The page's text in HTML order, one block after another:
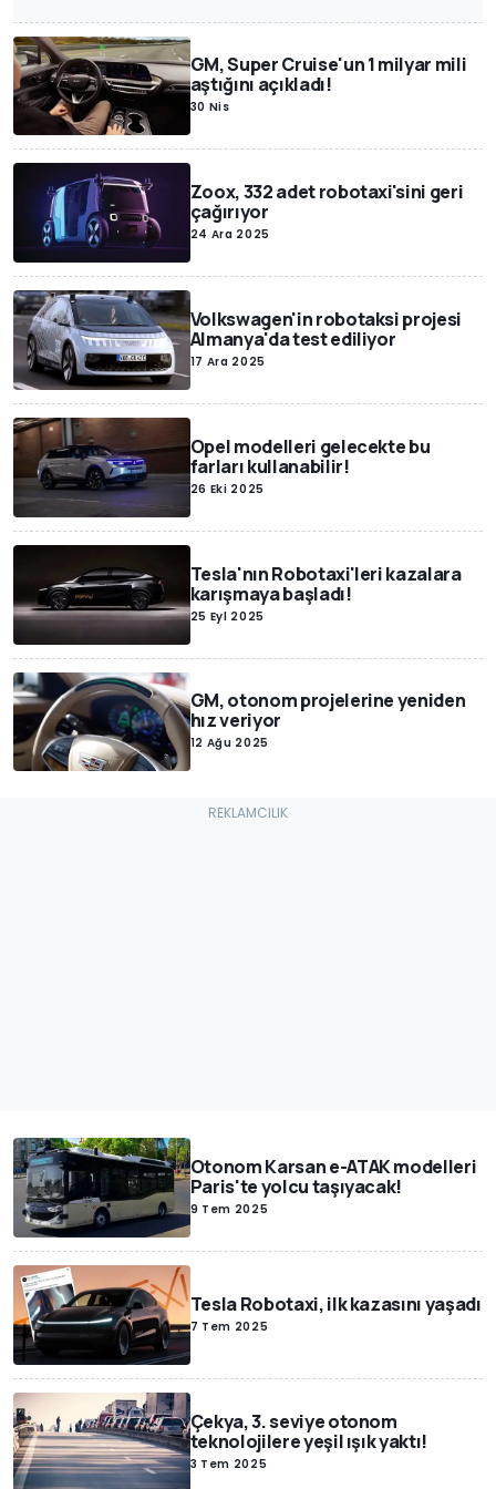
GM, Super Cruise'un 1 milyar mili
aştığını açıkladı!
30 Nis
Zoox, 332 adet robotaxi'sini geri
çağırıyor
24 Ara 2025
Volkswagen'in robotaksi projesi
Almanya'da test ediliyor
17 Ara 2025
Opel modelleri gelecekte bu
farları kullanabilir!
26 Eki 2025
Tesla'nın Robotaxi'leri kazalara
karışmaya başladı!
25 Eyl 2025
GM, otonom projelerine yeniden
hız veriyor
12 Ağu 2025
Otonom Karsan e-ATAK modelleri
Paris'te yolcu taşıyacak!
9 Tem 2025
Tesla Robotaxi, ilk kazasını yaşadı
7 Tem 2025
Çekya, 3. seviye otonom
teknolojilere yeşil ışık yaktı!
3 Tem 2025